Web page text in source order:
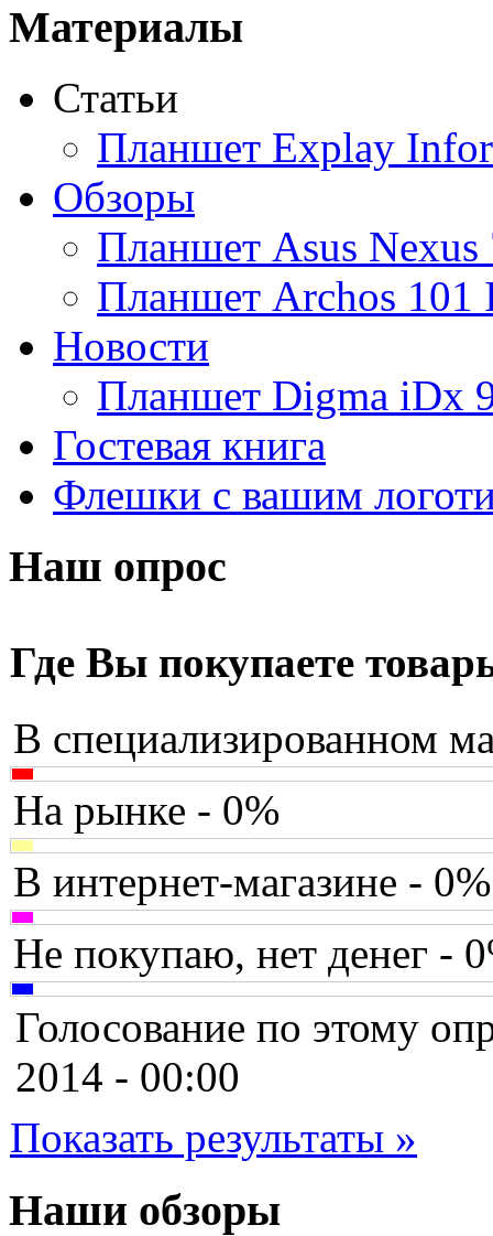
Acme
Ainol(9)
Altinet
Amazon
Amber
Ampe(1)
Apache
Apple(28)
Apriori
Archos(1)
Armaggeddon
Assistant
Asus(35)
Barnes&noble
Brain
Brava
Canyon
Cbr
Chicony
Codegen
Cooler master
Cube(7)
Cyborg
Datex
Материалы
Статьи
Планшет Explay
Обзоры
Планшет Asus Nexus
Планшет Archos 101
Новости
Планшет Digma iDx
Гостевая книга
Флешки с вашим
Наш опрос
Где Вы покупаете
В специализированном
На рынке - 0%
В интернет-магазине - 0%
Не покупаю, нет денег -
Голосование по этому
2014 - 00:00
Показать результаты »
Наши обзоры